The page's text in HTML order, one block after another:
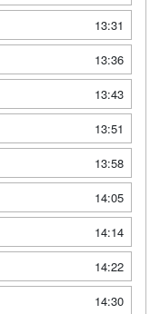
13:31
13:36
13:43
13:51
13:58
14:05
14:14
14:22
14:30